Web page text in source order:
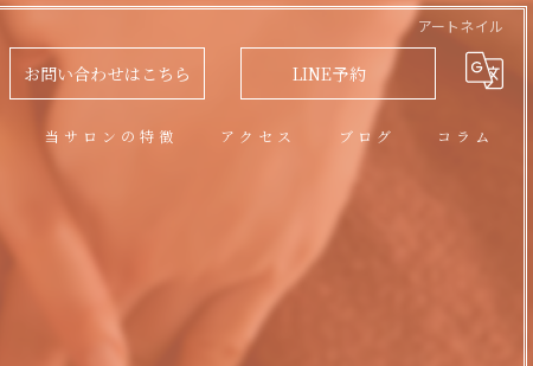
アートネイル
お問い合わせはこちら LINE予約
当サロンの特徴
フェイシャル
アクセス ブログ コラム